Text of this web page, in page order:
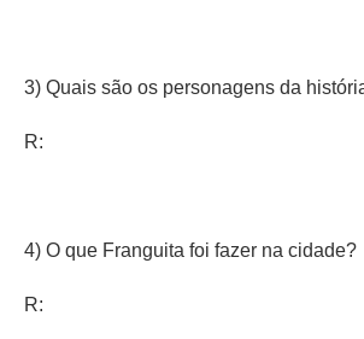
3) Quais são os personagens da
R:
4) O que Franguita foi fazer na cidade?
R: